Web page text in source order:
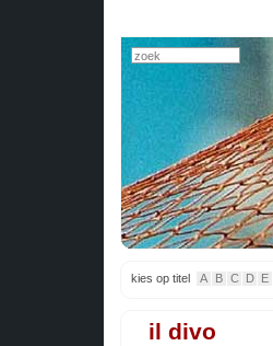
kies op titel A B C D E
il divo